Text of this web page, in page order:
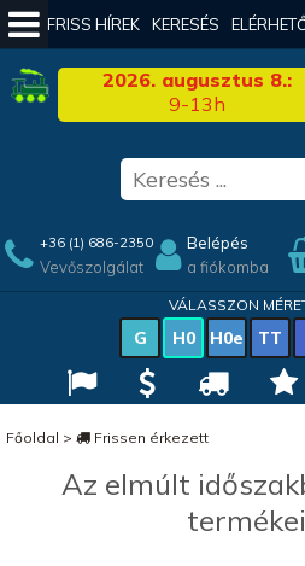
FRISS HÍREK KERESÉS
2026. augusztus 8.:
9-13h
+36 (1) 686-2350
Vevőszolgálat
Belépés
a fiókomba
VÁLASSZON
G H0 H0e TT
Főoldal > Frissen érkezett
Az elmúlt